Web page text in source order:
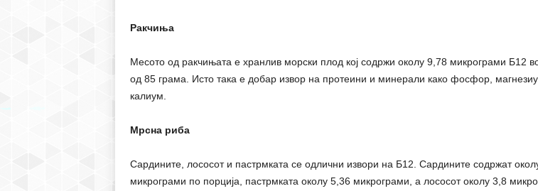
Ракчиња
Месото од ракчињата е хранлив морски плод кој содржи околу 9,78 микрограми Б12
од 85 грама. Исто така е добар извор на протеини и минерали како фосфор,
калиум.
Мрсна риба
Сардините, лососот и пастрмката се одлични извори на Б12. Сардините содржат
микрограми по порција, пастрмката околу 5,36 микрограми, а лососот околу 3,8